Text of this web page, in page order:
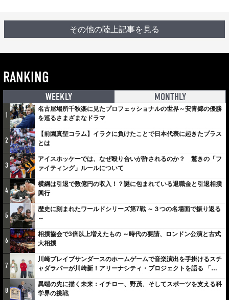
その他の陸上記事を見る
RANKING
WEEKLY MONTHLY
1
名古屋場所千秋楽に見たプロフェッショナルの世界～安青錦の優勝
を巡るさまざまなドラマ
2
【前園真聖コラム】イラクに負けたことで日本代表に起きたプラス
とは
3
アイスホッケーでは、なぜ殴り合いが許されるのか？ 驚きの「フ
ァイティング」ルールについて
4
横綱は引退で数億円の収入！？謎に包まれている退職金と引退相撲
興行
5
歴史に刻まれたワールドシリーズ第7戦 ～３つの名場面で振り返る
～
6
相撲協会で3倍以上増えたもの ～時代の要請、ロンドン公演と古式
大相撲
7
川崎ブレイブサンダースのホームゲームで音楽演出を手掛けるスチ
ャダラパーが川崎新！アリーナシティ・プロジェクトを語る 「楽
しみでしかないでしょ。川崎は、ずっと成長曲線だから」
8
異端の先に描く未来：イチロー、野茂、そしてスポーツを支える科
学界の挑戦